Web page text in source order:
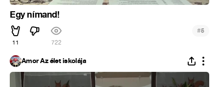
Egy nímand!
11 722
#5
Ámor Az élet iskolája